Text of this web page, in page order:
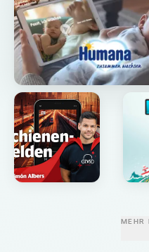
MEHR